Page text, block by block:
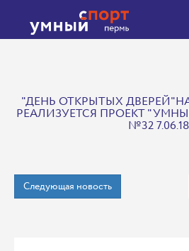
"ДЕНЬ ОТКРЫТЫХ
РЕАЛИЗУЕТСЯ ПРОЕКТ
№32 7.06.18
Следующая новость